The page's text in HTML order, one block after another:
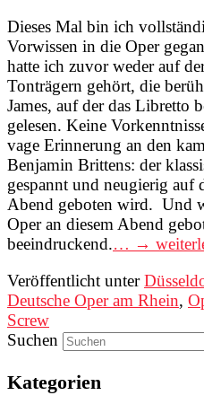
Dieses Mal bin ich
Vorwissen in die Oper
hatte ich zuvor weder auf
Tonträgern gehört, die
James, auf der das Libretto
gelesen. Keine
vage Erinnerung an den
Benjamin Brittens: der
gespannt und neugierig auf
Abend geboten wird. Und
Oper an diesem Abend
beeindruckend.… →
Veröffentlicht unter
Deutsche Oper am Rhein,
Screw
Suchen
Kategorien